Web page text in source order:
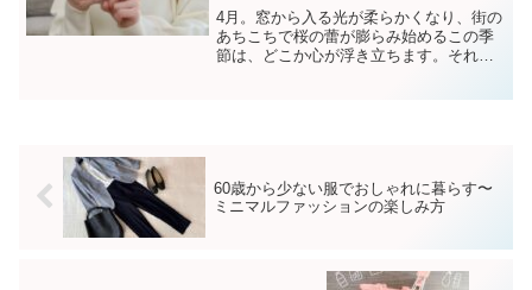
理由
4月。窓から入る光が柔らかくなり、街の
あちこちで桜の蕾が膨らみ始めるこの季
節は、どこか心が浮き立ちます。それと
60歳から少ない服でおしゃれに暮らす〜
ミニマルファッションの楽しみ方